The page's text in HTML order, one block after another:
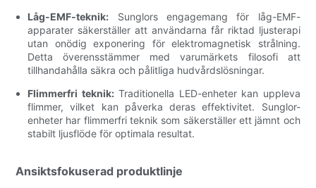
Låg-EMF-teknik: Sunglors engagemang för låg-EMF-
apparater säkerställer att användarna får riktad ljusterapi
utan onödig exponering för elektromagnetisk strålning.
Detta överensstämmer med varumärkets filosofi att
tillhandahålla säkra och pålitliga hudvårdslösningar.
Flimmerfri teknik:Traditionella LED-enheter kan uppleva
flimmer, vilket kan påverka deras effektivitet. Sunglor-
enheter har flimmerfri teknik som säkerställer ett jämnt och
stabilt ljusflöde för optimala resultat.
Ansiktsfokuserad produktlinje